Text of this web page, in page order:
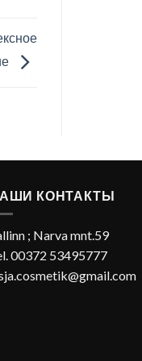
КОНТАКТЫ
; Narva mnt.59
00372 53495777